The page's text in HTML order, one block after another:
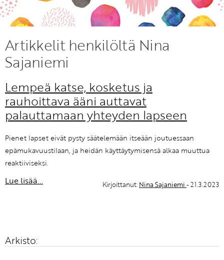
Unohtuiko salasana?
KIRJAUDU SISÄÄN
Etkö ole vielä Varhaiskasvatuksen Tietopalvelun
jäsen?
Liity tästä!
Artikkelit henkilöltä Nina
Sajaniemi
Lempeä katse, kosketus ja
rauhoittava ääni auttavat
palauttamaan yhteyden lapseen
Pienet lapset eivät pysty säätelemään itseään joutuessaan
epämukavuustilaan, ja heidän käyttäytymisensä alkaa muuttua
reaktiiviseksi.
Lue lisää... Kirjoittanut: Nina Sajaniemi - 21.3.2023
Arkisto: